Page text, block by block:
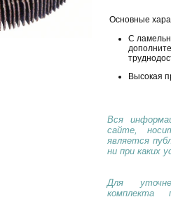
Основные
С
Высокая
Вся
сайте,
является
ни при каких
Для
комплекта